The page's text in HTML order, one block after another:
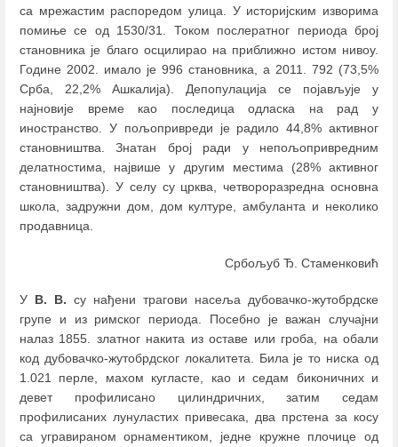
са мрежастим распоредом улица. У историјским изворима
помиње се од 1530/31. Током послератног периода број
становника је благо осцилирао на приближно истом нивоу.
Године 2002. имало је 996 становника, а 2011. 792 (73,5%
Срба, 22,2% Ашкалија). Депопулација се појављује у
најновије време као последица одласка на рад у
иностранство. У пољопривреди је радило 44,8% активног
становништва. Знатан број ради у непољопривредним
делатностима, највише у другим местима (28% активног
становништва). У селу су црква, четвороразредна основна
школа, задружни дом, дом културе, амбуланта и неколико
продавница.
Србољуб Ђ. Стаменковић
У В. В. су нађени трагови насеља дубовачко-жутобрдске
групе и из римског периода. Посебно је важан случајни
налаз 1855. златног накита из оставе или гроба, на обали
код дубовачко-жутобрдског локалитета. Била је то ниска од
1.021 перле, махом кугласте, као и седам биконичних и
девет профилисано цилиндричних, затим седам
профилисаних лунуластих привесака, два прстена за косу
са угравираном орнаментиком, једне кружне плочице од